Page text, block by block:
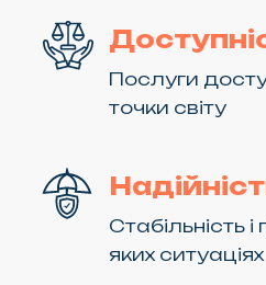
Послуги
точки світу
Стабільність
яких ситуаціях